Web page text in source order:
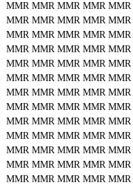
MMR MMR MMR MMR MMR
MMR MMR MMR MMR MMR
MMR MMR MMR MMR MMR
MMR MMR MMR MMR MMR
MMR MMR MMR MMR MMR
MMR MMR MMR MMR MMR
MMR MMR MMR MMR MMR
MMR MMR MMR MMR MMR
MMR MMR MMR MMR MMR
MMR MMR MMR MMR MMR
MMR MMR MMR MMR MMR
MMR MMR MMR MMR MMR
MMR MMR MMR MMR MMR